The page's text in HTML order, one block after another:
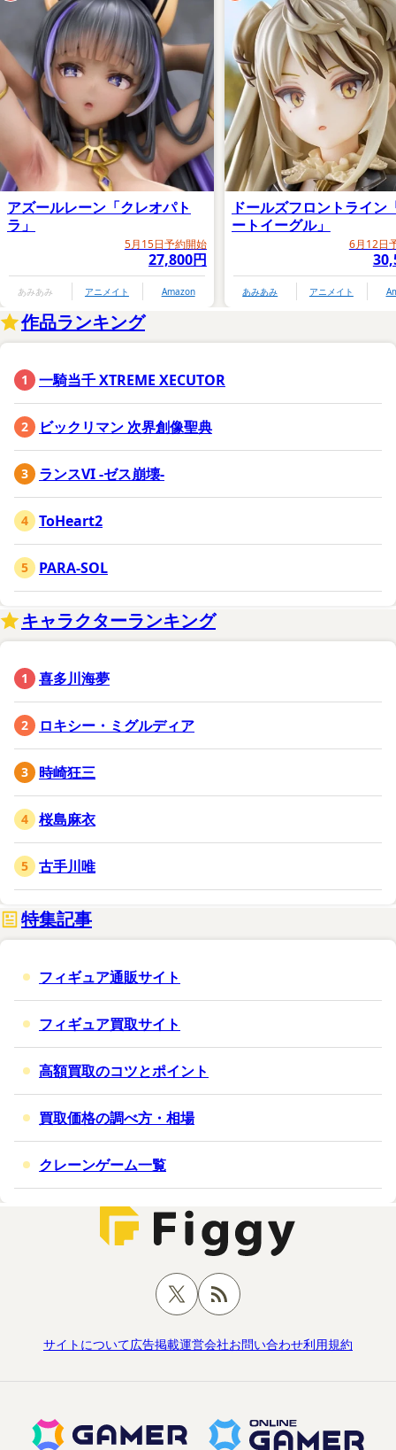
アズールレーン「クレオパト
ラ」
5月15日予約開始
27,800円
あみあみ アニメイト Amazon
ドールズフロントライン
ートイーグル」
6月12日
あみあみ アニメイト
作品ランキング
一騎当千 XTREME XECUTOR
ビックリマン 次界創像聖典
ランスVI -ゼス崩壊-
ToHeart2
PARA-SOL
キャラクターランキング
喜多川海夢
ロキシー・ミグルディア
時崎狂三
桜島麻衣
古手川唯
特集記事
フィギュア通販サイト
フィギュア買取サイト
高額買取のコツとポイント
買取価格の調べ方・相場
クレーンゲーム一覧
サイトについて広告掲載運営会社お問い合わせ利用規約